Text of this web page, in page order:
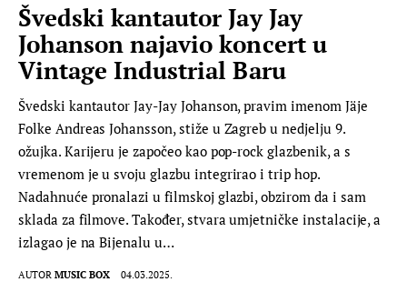
Švedski kantautor Jay Jay
Johanson najavio koncert u
Vintage Industrial Baru
Švedski kantautor Jay-Jay Johanson, pravim imenom Jäje
Folke Andreas Johansson, stiže u Zagreb u nedjelju 9.
ožujka. Karijeru je započeo kao pop-rock glazbenik, a s
vremenom je u svoju glazbu integrirao i trip hop.
Nadahnuće pronalazi u filmskoj glazbi, obzirom da i sam
sklada za filmove. Također, stvara umjetničke instalacije, a
izlagao je na Bijenalu u…
AUTOR MUSIC BOX 04.03.2025.